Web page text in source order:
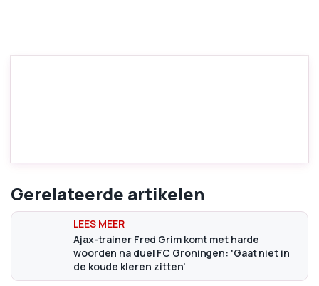
Gerelateerde artikelen
Ajax-trainer Fred Grim komt met harde
woorden na duel FC Groningen: 'Gaat niet in
de koude kleren zitten'